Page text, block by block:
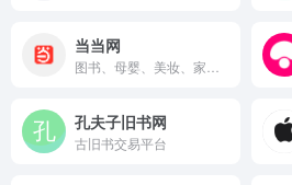
当当网
孔夫子旧书网
古旧书交易平台